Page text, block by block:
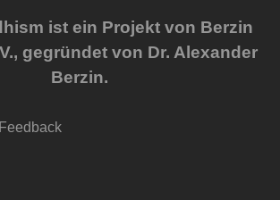
ist ein Projekt von Berzin
gegründet von Dr. Alexander
Berzin.